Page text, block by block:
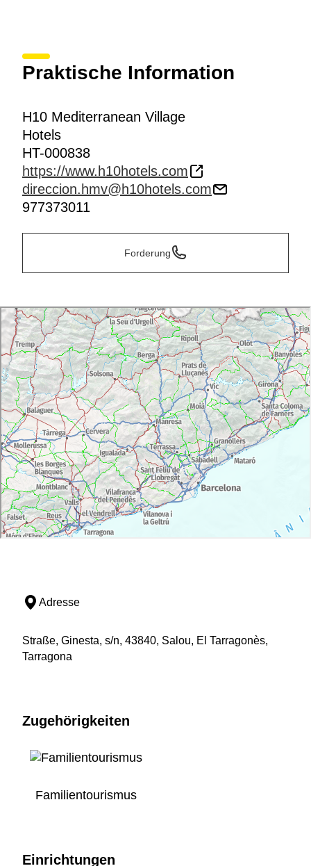
Praktische Information
H10 Mediterranean Village
Hotels
HT-000838
https://www.h10hotels.com
direccion.hmv@h10hotels.com
977373011
Forderung
Adresse
Straße, Ginesta, s/n, 43840, Salou, El Tarragonès,
Tarragona
Zugehörigkeiten
Familientourismus
Einrichtungen